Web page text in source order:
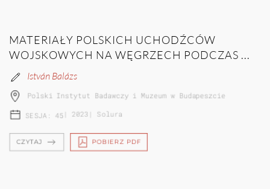
MATERIAŁY POLSKICH UCHODŹCÓW
WOJSKOWYCH NA WĘGRZECH PODCZAS ...
István Balázs
Polski Instytut Badawczy i Muzeum w Budapeszcie
SESJA: 45 2023 Solura
CZYTAJ POBIERZ PDF